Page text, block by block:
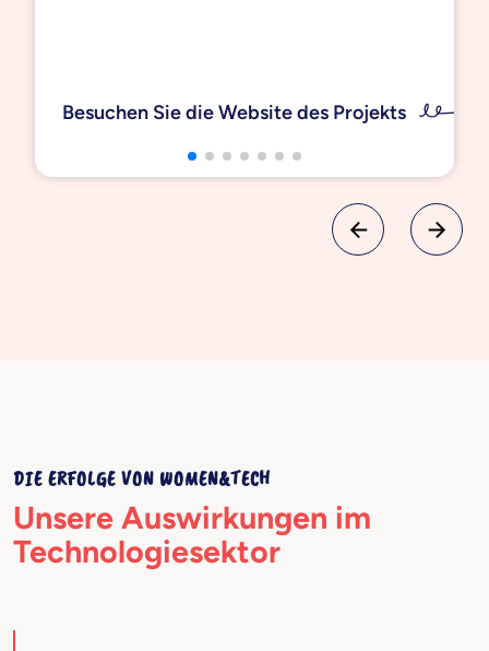
stellen.
Besuchen Sie die Website des Projekts
DIE ERFOLGE VON WOMEN&TECH
Unsere Auswirkungen im
Technologiesektor